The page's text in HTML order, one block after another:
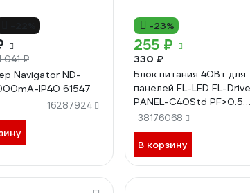
041 ₽
Navigator ND-
IP40 61547
16287924
-23%
255 ₽
330 ₽
Блок питания 40Вт для
панелей FL-LED FL-
PANEL-C40Std PF>0.5
isolated 608314
38176068
В корзину